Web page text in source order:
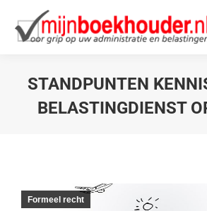
STANDPUNTEN
BELASTINGDIENST
Formeel recht